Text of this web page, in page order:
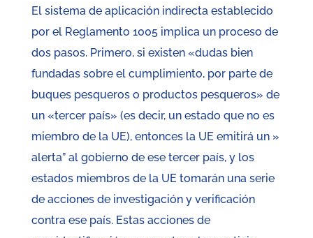
El sistema de aplicación indirecta establecido
por el Reglamento 1005 implica un proceso de
dos pasos. Primero, si existen «dudas bien
fundadas sobre el cumplimiento, por parte de
buques pesqueros o productos pesqueros» de
un «tercer país» (es decir, un estado que no es
miembro de la UE), entonces la UE emitirá un »
alerta” al gobierno de ese tercer país, y los
estados miembros de la UE tomarán una serie
de acciones de investigación y verificación
contra ese país. Estas acciones de